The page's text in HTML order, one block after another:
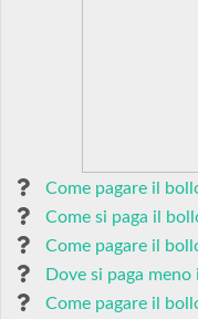
Come pagare il
Come si paga il
Come pagare il
Dove si paga
Come pagare il